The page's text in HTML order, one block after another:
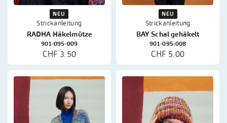
NEU
Strickanleitung
RADHA Häkelmütze
901-095-009
CHF 3.50
NEU
Strickanleitung
BAY Schal gehäkelt
901-095-008
CHF 5.00